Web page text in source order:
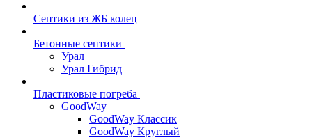
Септики из ЖБ колец
Бетонные септики
Урал
Урал Гибрид
Пластиковые погреба
GoodWay
GoodWay Классик
GoodWay Круглый